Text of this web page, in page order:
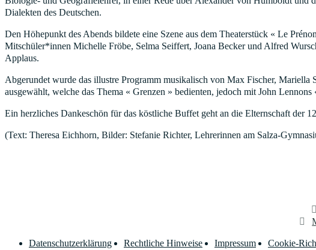
Dialekten des Deutschen.
Den Höhepunkt des Abends bildete eine Szene aus dem Theaterstück « Le
Mitschüler*innen Michelle Fröbe, Selma Seiffert, Joana Becker und Alfred
Applaus.
Abgerundet wurde das illustre Programm musikalisch von Max Fischer,
ausgewählt, welche das Thema « Grenzen » bedienten, jedoch mit John
Ein herzliches Dankeschön für das köstliche Buffet geht an die Elternschaft der
(Text: Theresa Eichhorn, Bilder: Stefanie Richter, Lehrerinnen am Salza-
Datenschutzerklärung Rechtliche Hinweise Impressum Cookie-